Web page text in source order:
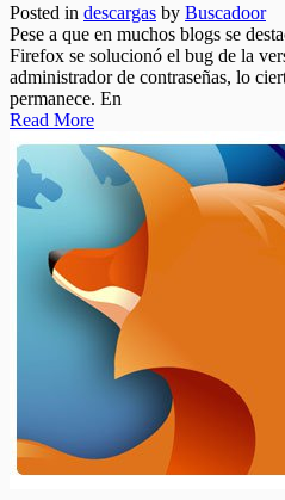
Posted in descargas by Buscadoor
Pese a que en muchos blogs se
Firefox se solucionó el bug de la
administrador de contraseñas, lo
permanece. En
Read More